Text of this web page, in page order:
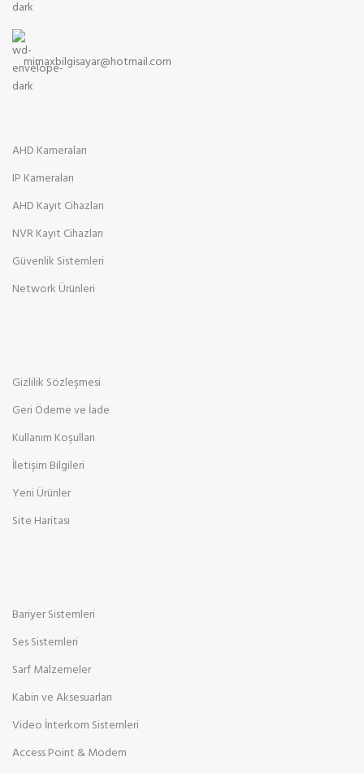
mimaxbilgisayar@hotmail.com
AHD Kameraları
IP Kameraları
AHD Kayıt Cihazları
NVR Kayıt Cihazları
Güvenlik Sistemleri
Network Ürünleri
Gizlilik Sözleşmesi
Geri Ödeme ve İade
Kullanım Koşulları
İletişim Bilgileri
Yeni Ürünler
Site Haritası
Bariyer Sistemleri
Ses Sistemleri
Sarf Malzemeler
Kabin ve Aksesuarları
Video İnterkom Sistemleri
Access Point & Modem